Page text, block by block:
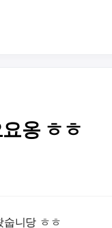
옹 ㅎㅎ
니당 ㅎㅎ